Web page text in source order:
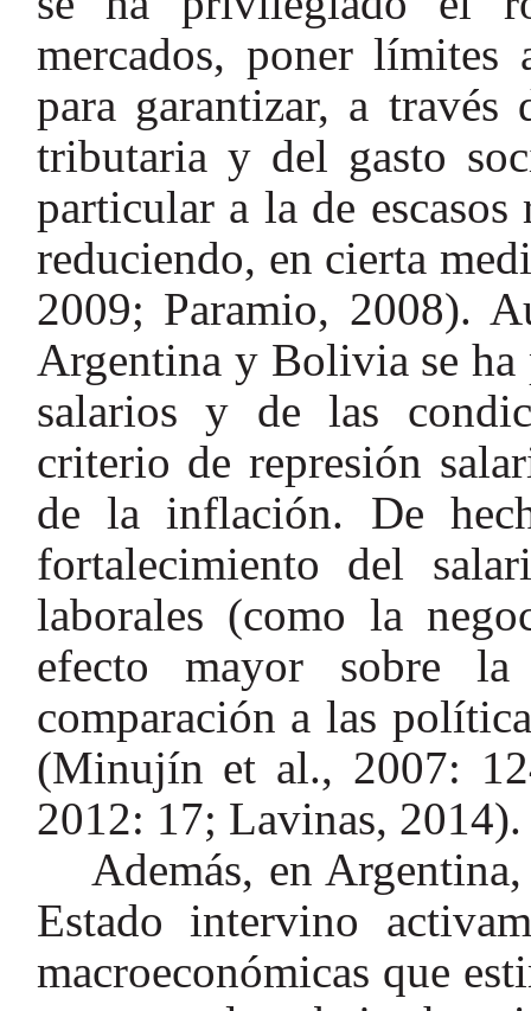
mercados, poner
para garantizar, a través
tributaria y del gasto
particular a la de escasos
reduciendo, en cierta
2009; Paramio, 2008).
Argentina y Bolivia se
salarios y de las
criterio de represión
de la inflación. De
fortalecimiento del
laborales (como la
efecto mayor sobre
comparación a las
(Minujín et al., 2007:
2012: 17; Lavinas, 2014).
Además, en
Estado intervino
macroeconómicas que